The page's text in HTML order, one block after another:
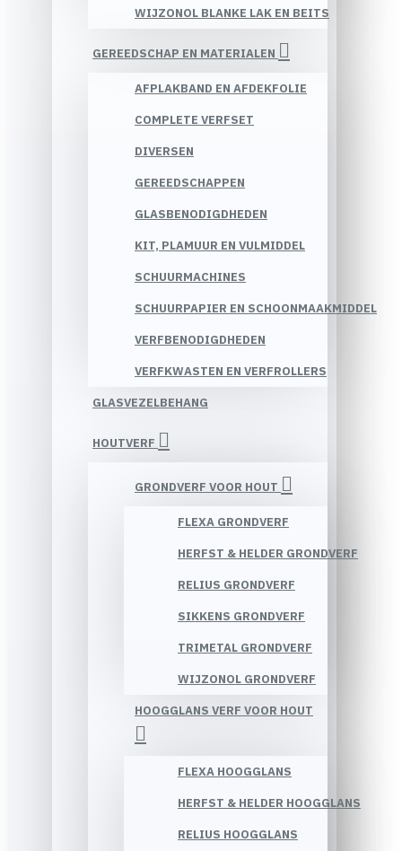
WIJZONOL BLANKE LAK EN BEITS
GEREEDSCHAP EN MATERIALEN
AFPLAKBAND EN AFDEKFOLIE
COMPLETE VERFSET
DIVERSEN
GEREEDSCHAPPEN
GLASBENODIGDHEDEN
KIT, PLAMUUR EN VULMIDDEL
SCHUURMACHINES
SCHUURPAPIER EN SCHOONMAAKMIDDEL
VERFBENODIGDHEDEN
VERFKWASTEN EN VERFROLLERS
GLASVEZELBEHANG
HOUTVERF
GRONDVERF VOOR HOUT
FLEXA GRONDVERF
HERFST & HELDER GRONDVERF
RELIUS GRONDVERF
SIKKENS GRONDVERF
TRIMETAL GRONDVERF
WIJZONOL GRONDVERF
HOOGGLANS VERF VOOR HOUT
FLEXA HOOGGLANS
HERFST & HELDER HOOGGLANS
RELIUS HOOGGLANS